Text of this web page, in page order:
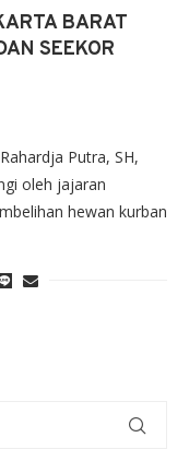
BARAT
SEEKOR
Putra, SH,
oleh jajaran
hewan kurban